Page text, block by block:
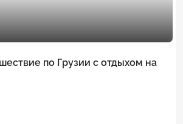
по Грузии с отдыхом на